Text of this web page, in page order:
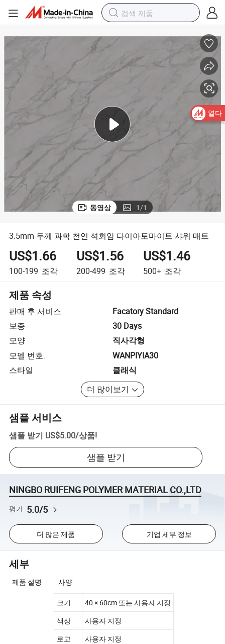
동영상 1/1
3.5mm 두께 과학 천연 석회암 다이아토마이트 샤워 매트
US$1.66
100-199 조각
US$1.56
200-499 조각
US$1.46
500+ 조각
제품 속성
판매 후 서비스
Facatory Standard
보증
30 Days
모양
직사각형
모델 번호.
WANPIYIA30
스타일
클래식
더 많이보기
샘플 서비스
샘플 받기 US$5.00/상품!
샘플 받기
NINGBO RUIFENG POLYMER MATERIAL CO.,LTD
평가 5.0/5
더 많은 제품 기업 세부 정보
세부
제품 설명 사양
크기
40 × 60cm 또는 사용자 지정
색상
사용자 지정
로고
사용자 지정
열다